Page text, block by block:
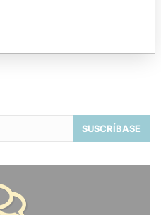
SUSCRÍBASE